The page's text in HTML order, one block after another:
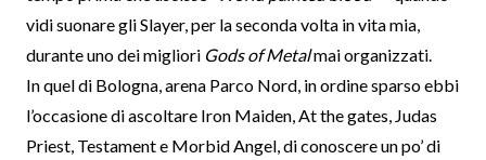
vidi suonare gli Slayer, per la seconda volta in vita mia,
durante uno dei migliori Gods of Metalmai organizzati.
In quel di Bologna, arena Parco Nord, in ordine sparso ebbi
l’occasione di ascoltare Iron Maiden, At the gates, Judas
Priest, Testament e Morbid Angel, di conoscere un po’ di